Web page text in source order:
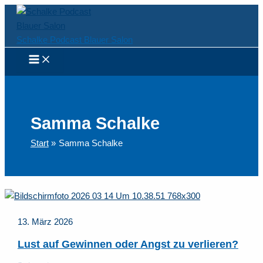
Zum
springen
Schalke Podcast Blauer Salon
Samma Schalke
Start Samma Schalke
13. März 2026
Lust auf Gewinnen oder Angst zu verlieren?